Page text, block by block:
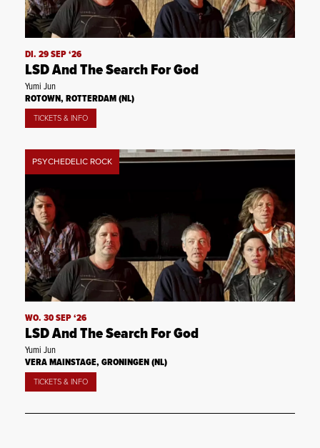
DI. 29 SEP ‘26
LSD And The Search For God
Yumi Jun
ROTOWN, ROTTERDAM (NL)
TICKETS & INFO
PSYCHEDELIC ROCK
WO. 30 SEP ‘26
LSD And The Search For God
Yumi Jun
VERA MAINSTAGE, GRONINGEN (NL)
TICKETS & INFO